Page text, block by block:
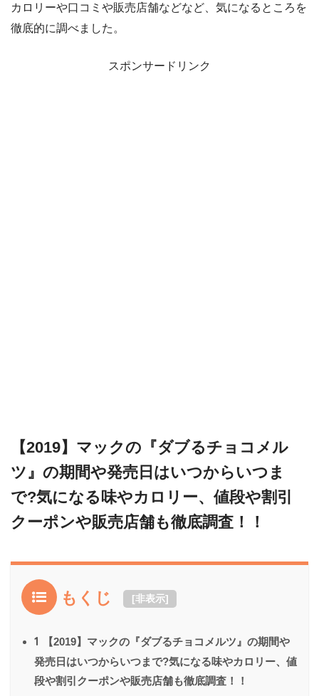
カロリーや口コミや販売店舗などなど、気になるところを
徹底的に調べました。
スポンサードリンク
【2019】マックの『ダブるチョコメル
ツ』の期間や発売日はいつからいつま
で?気になる味やカロリー、値段や割引
クーポンや販売店舗も徹底調査！！
もくじ [非表示]
1
【2019】マックの『ダブるチョコメルツ』の期間や
発売日はいつからいつまで?気になる味やカロリー、値
段や割引クーポンや販売店舗も徹底調査！！